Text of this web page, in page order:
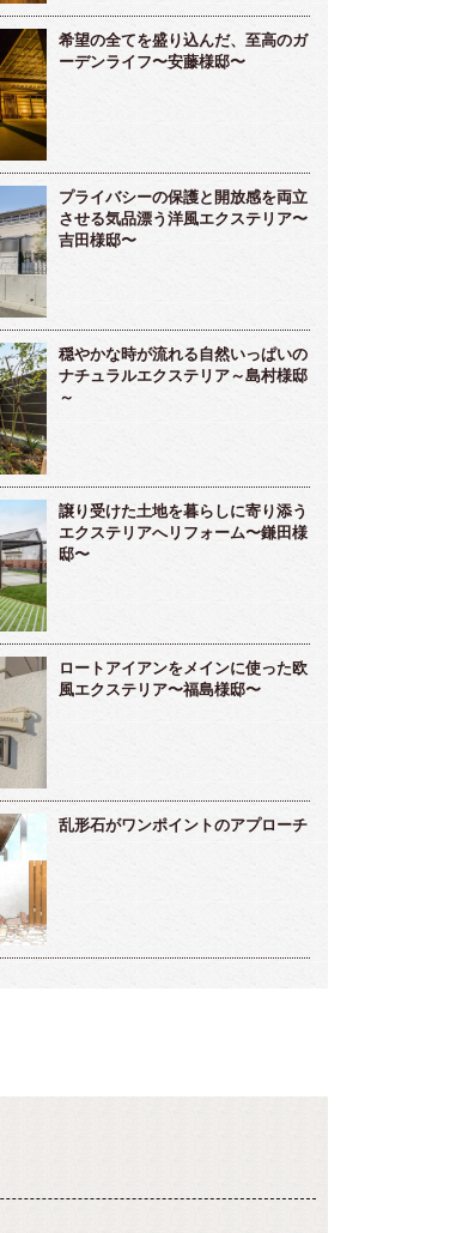
希望の全てを盛り込んだ、至高のガ
ーデンライフ〜安藤様邸〜
プライバシーの保護と開放感を両立
させる気品漂う洋風エクステリア〜
吉田様邸〜
穏やかな時が流れる自然いっぱいの
ナチュラルエクステリア～島村様邸
～
譲り受けた土地を暮らしに寄り添う
エクステリアへリフォーム〜鎌田様
邸〜
ロートアイアンをメインに使った欧
風エクステリア〜福島様邸〜
乱形石がワンポイントのアプローチ